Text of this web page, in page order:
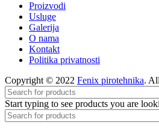
Proizvodi
Usluge
Galerija
O nama
Kontakt
Politika privatnosti
Copyright © 2022 Fenix pirotehnika.
Start typing to see products you are